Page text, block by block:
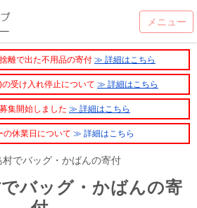
離で出た不用品の寄付 ≫ 詳細はこちら
受け入れ停止について ≫ 詳細はこちら
集開始しました ≫ 詳細はこちら
の休業日について ≫ 詳細はこちら
村でバッグ・かばんの寄付
バッグ・かばんの寄